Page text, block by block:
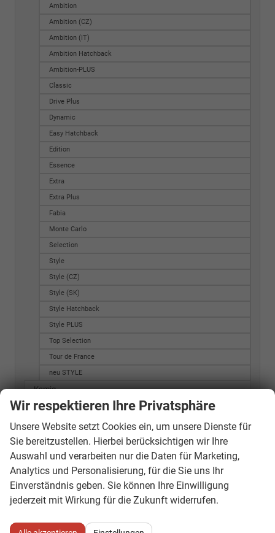
Ambition
Ambition (CZ)
Ambition (IT)
Ambition Hatchback
Ambition-PLUS
Classic
Drive Plus
Dynamic
Easy Hatchback
Edition
Essence
Extra
Extra Plus
Fabia
Monte Carlo
Selection
Style
Style (CZ)
Style (SK)
Style Hatchback
Style PLUS
Top Selection
Tour de France
neu STYLE
Kamiq
130 Jahre Edition
130 Jahre Premium
Classic
Dynamic
Edition
Essence
Extra
Wir respektieren Ihre Privatsphäre
Unsere Website setzt Cookies ein, um unsere Dienste für
Sie bereitzustellen. Hierbei berücksichtigen wir Ihre
Auswahl und verarbeiten nur die Daten für Marketing,
Analytics und Personalisierung, für die Sie uns Ihr
Einverständnis geben. Sie können Ihre Einwilligung
jederzeit mit Wirkung für die Zukunft widerrufen.